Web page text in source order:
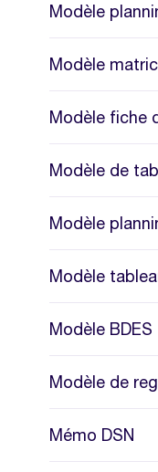
Modèle
Modèle
Modèle fiche
Modèle de
Modèle
Modèle
Modèle BDES
Modèle de
Mémo DSN